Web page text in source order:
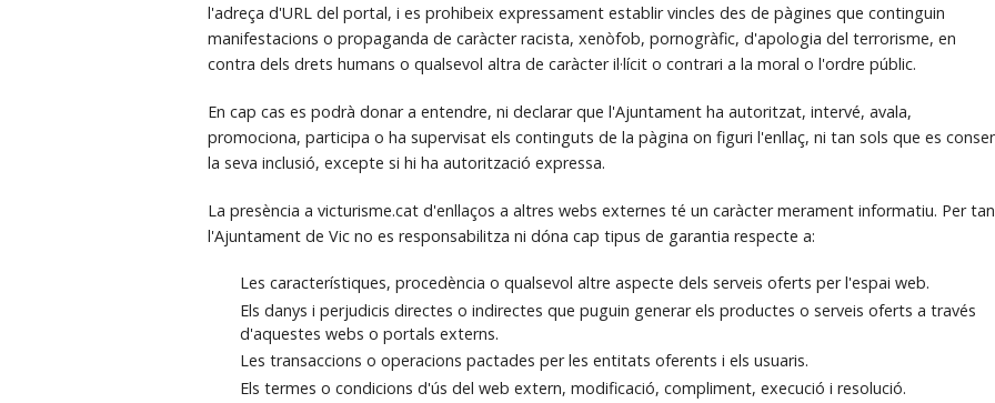
l'adreça d'URL del portal, i es prohibeix expressament establir vincles des de pàgines que continguin
manifestacions o propaganda de caràcter racista, xenòfob, pornogràfic, d'apologia del terrorisme, en
contra dels drets humans o qualsevol altra de caràcter il·lícit o contrari a la moral o l'ordre públic.
En cap cas es podrà donar a entendre, ni declarar que l'Ajuntament ha autoritzat, intervé, avala,
promociona, participa o ha supervisat els continguts de la pàgina on figuri l'enllaç, ni tan sols que es
la seva inclusió, excepte si hi ha autorització expressa.
La presència a victurisme.cat d'enllaços a altres webs externes té un caràcter merament informatiu. Per
l'Ajuntament de Vic no es responsabilitza ni dóna cap tipus de garantia respecte a:
Les característiques, procedència o qualsevol altre aspecte dels serveis oferts per l'espai web.
Els danys i perjudicis directes o indirectes que puguin generar els productes o serveis oferts a través
d'aquestes webs o portals externs.
Les transaccions o operacions pactades per les entitats oferents i els usuaris.
Els termes o condicions d'ús del web extern, modificació, compliment, execució i resolució.